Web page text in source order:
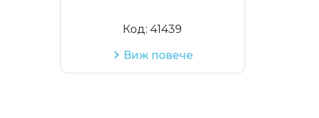
Код:41439
Виж повече